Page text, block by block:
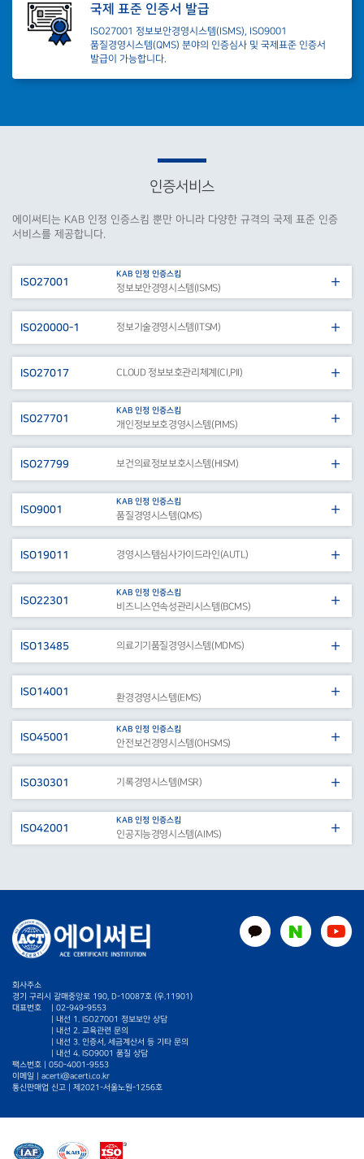
(이규진)ISO22301:2019(BCMS) 비즈니스연속성관리시스템 09-19~09-20
(이정규)ISO/IEC27001:2022(ISMS) 정보보안경영시스템 11-07~11-08 온·오프라인 강의 진
(권재욱)ISO/IEC27701:2025(PIMS) 개인정보보호경영시스템 11-14~11-15 온·오프라인 강의 진
(이정규)ISO19011:2018(AUTL) 경영시스템심사가이드라인 02-07~02-08 오프라인 강의 진행
(이정규)ISO/IEC42001(AIMS) 인공지능경영시스템 02-21~02-22
(김진환)ISO19011:2018(AUTL) 경영시스템심사가이드라인 02-21~02-22 온·오프라인 강의 진
국제 표준 인증서 발급
ISO27001 정보보안경영시스템(ISMS), ISO9001
품질경영시스템(QMS) 분야의 인증심사 및 국제표준 인증서
발급이 가능합니다.
인증서비스
에이써티는 KAB 인정 인증스킴 뿐만 아니라 다양한 규격의 국제 표준 인증
서비스를 제공합니다.
ISO27001
정보보안경영시스템(ISMS)
KAB 인정 인증스킴
ISO20000-1 정보기술경영시스템(ITSM)
ISO27017 CLOUD 정보보호관리체계(CI,PII)
ISO27701
개인정보보호경영시스템(PIMS)
KAB 인정 인증스킴
ISO27799 보건의료정보보호시스템(HISM)
ISO9001
품질경영시스템(QMS)
KAB 인정 인증스킴
ISO19011 경영시스템심사가이드라인(AUTL)
ISO22301
비즈니스연속성관리시스템(BCMS)
KAB 인정 인증스킴
ISO13485 의료기기품질경영시스템(MDMS)
ISO14001
환경경영시스템(EMS)
ISO45001
안전보건경영시스템(OHSMS)
KAB 인정 인증스킴
ISO30301 기록경영시스템(MSR)
ISO42001
인공지능경영시스템(AIMS)
KAB 인정 인증스킴
회사주소
경기 구리시 갈매중앙로 190, D-10087호 (우.11901)
대표번호
02-949-9553
| 내선 1. ISO27001 정보보안 상담
| 내선 2. 교육관련 문의
| 내선 3. 인증서, 세금계산서 등 기타 문의
| 내선 4. ISO9001 품질 상담
팩스번호 | 050-4001-9553
이메일 | acerti@acerti.co.kr
통신판매업 신고 | 제2021-서울노원-1256호